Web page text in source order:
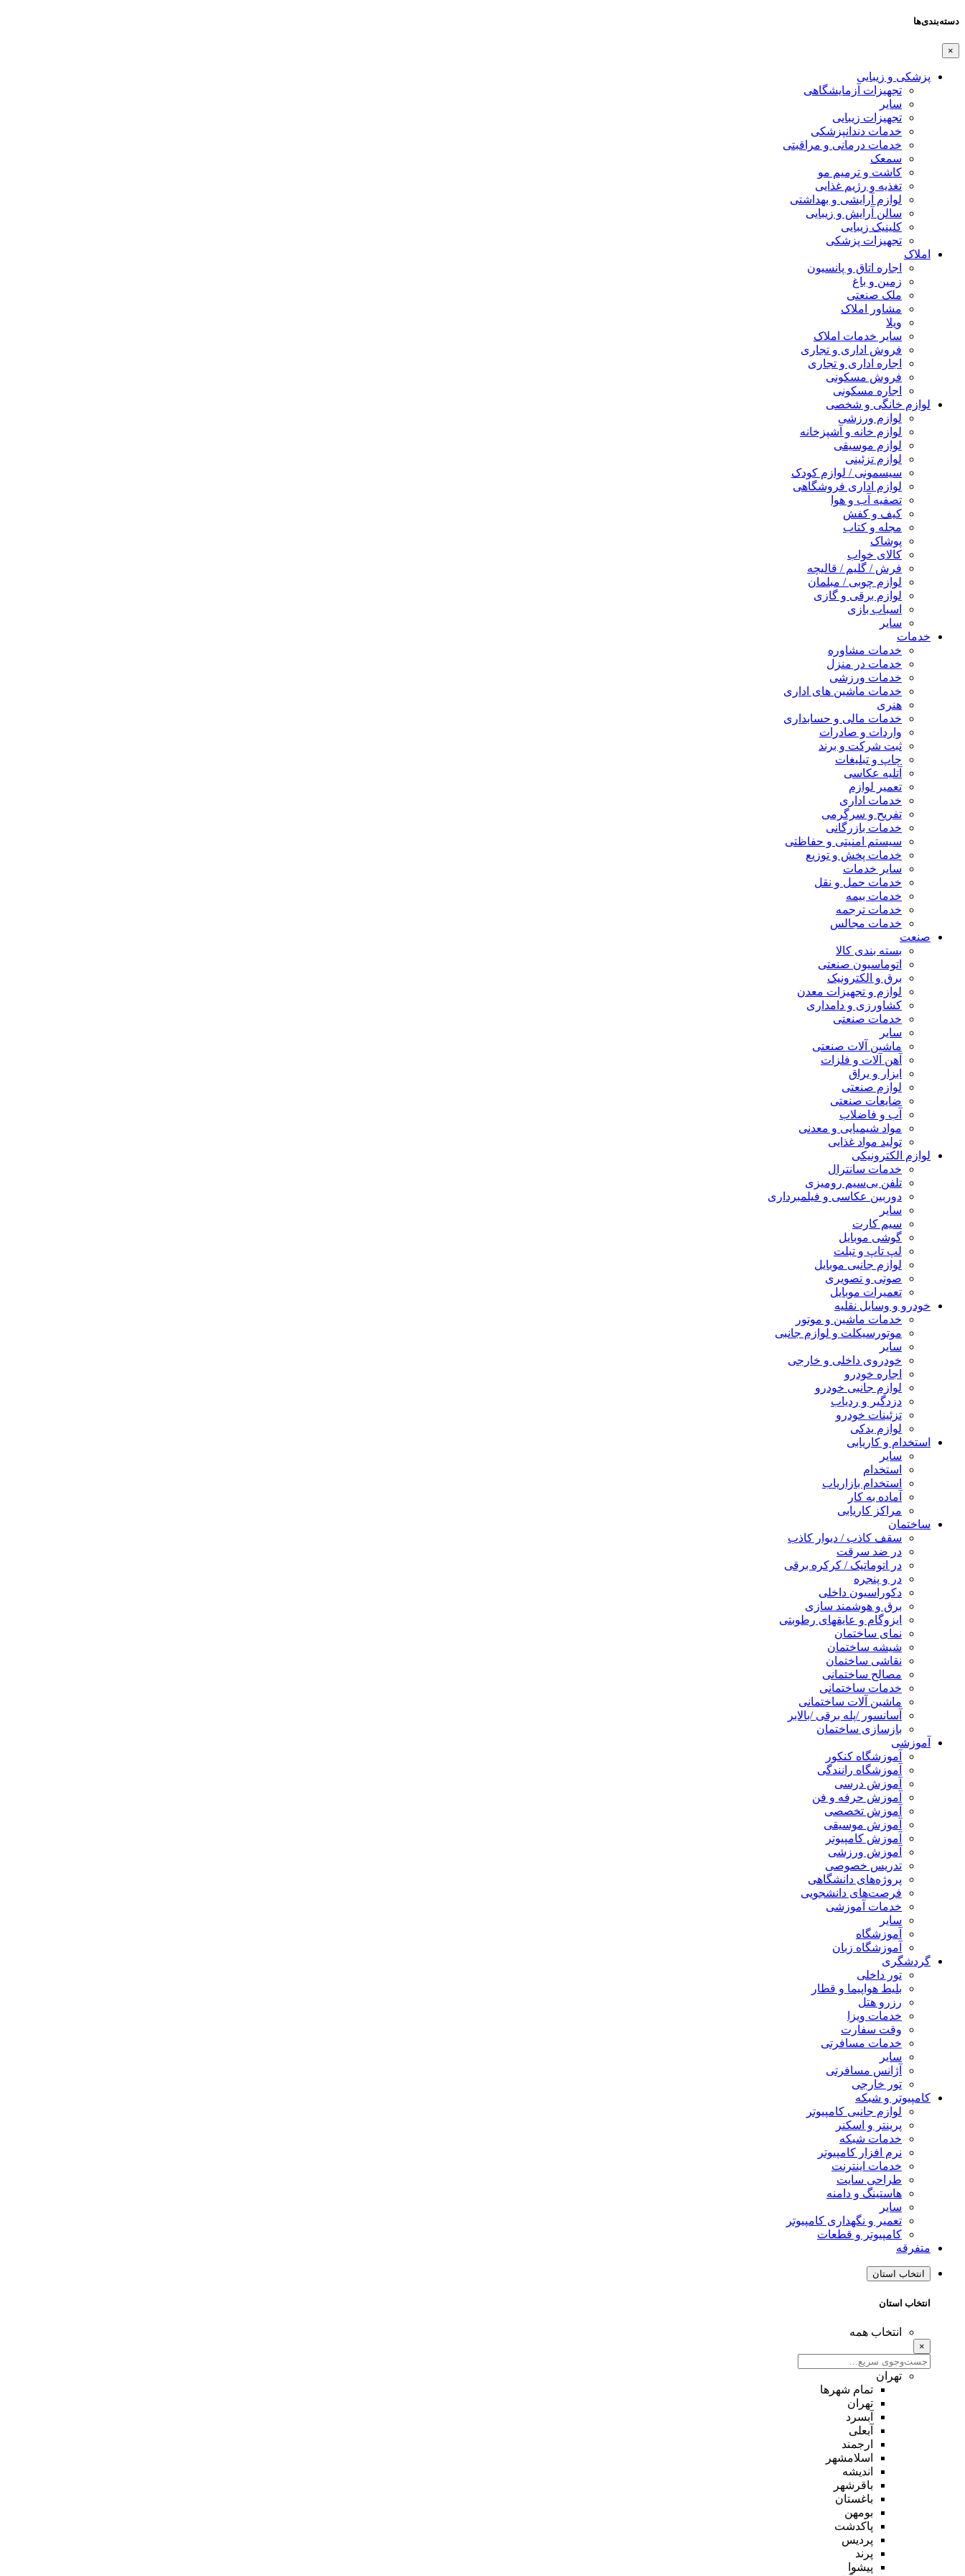
دسته‌بندی‌ها
×
پزشکی و زیبایی
تجهیزات آزمایشگاهی
سایر
تجهیزات زیبایی
خدمات دندانپزشکی
خدمات درمانی و مراقبتی
سمعک
کاشت و ترمیم مو
تغذیه و رژیم غذایی
لوازم آرایشی و بهداشتی
سالن آرایش و زیبایی
کلینیک زیبایی
تجهیزات پزشکی
املاک
اجاره اتاق و پانسیون
زمین و باغ
ملک صنعتی
مشاور املاک
ویلا
سایر خدمات املاک
فروش اداری و تجاری
اجاره اداری و تجاری
فروش مسکونی
اجاره مسکونی
لوازم خانگی و شخصی
لوازم ورزشی
لوازم خانه و آشپزخانه
لوازم موسیقی
لوازم تزئینی
سیسمونی / لوازم کودک
لوازم اداری فروشگاهی
تصفیه آب و هوا
کیف و کفش
مجله و کتاب
پوشاک
کالای خواب
فرش / گلیم / قالیچه
لوازم چوبی / مبلمان
لوازم برقی و گازی
اسباب بازی
سایر
خدمات
خدمات مشاوره
خدمات در منزل
خدمات ورزشی
خدمات ماشین های اداری
هنری
خدمات مالی و حسابداری
واردات و صادرات
ثبت شرکت و برند
چاپ و تبلیغات
آتلیه عکاسی
تعمیر لوازم
خدمات اداری
تفریح و سرگرمی
خدمات بازرگانی
سیستم امنیتی و حفاظتی
خدمات پخش و توزیع
سایر خدمات
خدمات حمل و نقل
خدمات بیمه
خدمات ترجمه
خدمات مجالس
صنعت
بسته بندی کالا
اتوماسیون صنعتی
برق و الکترونیک
لوازم و تجهیزات معدن
کشاورزی و دامداری
خدمات صنعتی
سایر
ماشین آلات صنعتی
آهن آلات و فلزات
ابزار و یراق
لوازم صنعتی
ضایعات صنعتی
آب و فاضلاب
مواد شیمیایی و معدنی
تولید مواد غذایی
لوازم الکترونیکی
خدمات سانترال
تلفن بی‌سیم رومیزی
دوربین عکاسی و فیلمبرداری
سایر
سیم کارت
گوشی موبایل
لپ تاپ و تبلت
لوازم جانبی موبایل
صوتی و تصویری
تعمیرات موبایل
خودرو و وسایل نقلیه
خدمات ماشین و موتور
موتورسیکلت و لوازم جانبی
سایر
خودروی داخلی و خارجی
اجاره خودرو
لوازم جانبی خودرو
دزدگیر و ردیاب
تزئینات خودرو
لوازم یدکی
استخدام و کاریابی
سایر
استخدام
استخدام بازاریاب
آماده به کار
مراکز کاریابی
ساختمان
سقف کاذب / دیوار کاذب
در ضد سرقت
در اتوماتیک / کرکره برقی
در و پنجره
دکوراسیون داخلی
برق و هوشمند سازی
ایزوگام و عایقهای رطوبتی
نمای ساختمان
شیشه ساختمان
نقاشی ساختمان
مصالح ساختمانی
خدمات ساختمانی
ماشین آلات ساختمانی
آسانسور /پله برقی /بالابر
بازسازی ساختمان
آموزشی
آموزشگاه کنکور
آموزشگاه رانندگی
آموزش درسی
آموزش حرفه و فن
آموزش تخصصی
آموزش موسیقی
آموزش کامپیوتر
آموزش ورزشی
تدریس خصوصی
پروژه‌های دانشگاهی
فرصت‌های دانشجویی
خدمات آموزشی
سایر
آموزشگاه
آموزشگاه زبان
گردشگری
تور داخلی
بلیط هواپیما و قطار
رزرو هتل
خدمات ویزا
وقت سفارت
خدمات مسافرتی
سایر
آژانس مسافرتی
تور خارجی
کامپیوتر و شبکه
لوازم جانبی کامپیوتر
پرینتر و اسکنر
خدمات شبکه
نرم افزار کامپیوتر
خدمات اینترنت
طراحی سایت
هاستینگ و دامنه
سایر
تعمیر و نگهداری کامپیوتر
کامپیوتر و قطعات
متفرقه
انتخاب استان
انتخاب استان
انتخاب همه
×
تهران
تمام شهر‌ها
تهران
آبسرد
آبعلی
ارجمند
اسلامشهر
اندیشه
باقرشهر
باغستان
بومهن
پاکدشت
پردیس
پرند
پیشوا